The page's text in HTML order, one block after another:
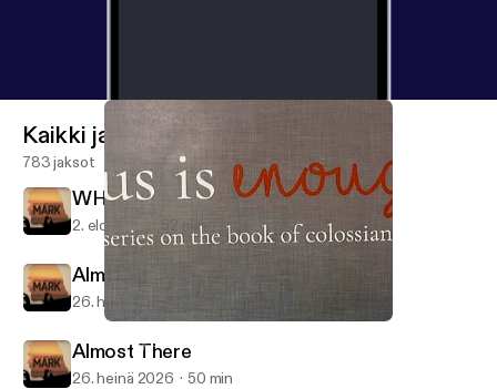
Weekly Service
Kaikki jaksot
783 jaksot
WHEN? - 08/02/2026
2. elo 2026 52 min
Almost There
26. heinä 2026
Almost There
26. heinä 2026 50 min